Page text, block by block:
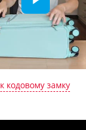
кодовому замку